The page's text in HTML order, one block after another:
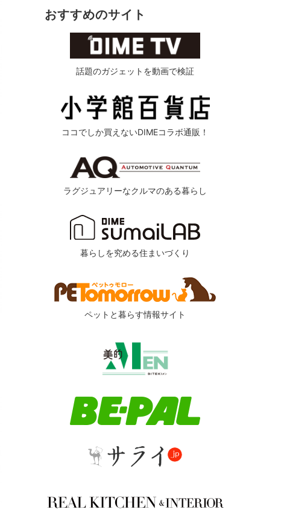
おすすめのサイト
話題のガジェットを動画で検証
ココでしか買えないDIMEコラボ通販！
ラグジュアリーなクルマのある暮らし
暮らしを究める住まいづくり
ペットと暮らす情報サイト